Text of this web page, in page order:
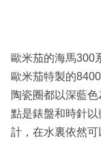
歐米茄的海馬300
歐米茄特製的
陶瓷圈都以深藍
點是錶盤和時針
計，在水裏依然